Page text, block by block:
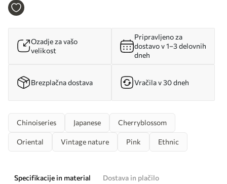
u40186
Ozadje za vašo
velikost
Pripravljeno za
dostavo v 1–3 delovnih
dneh
Brezplačna dostava Vračila v 30 dneh
Chinoiseries Japanese Cherryblossom
Oriental Vintage nature Pink Ethnic
Specifikacije in material
Dostava in plačilo